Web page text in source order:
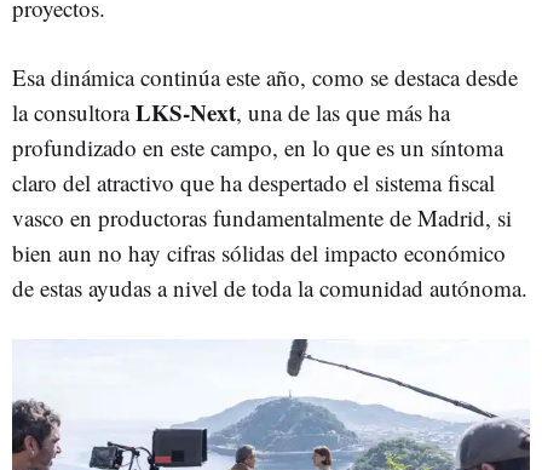
proyectos.
Esa dinámica continúa este año, como se destaca desde
la consultoraLKS-Next, una de las que más ha
profundizado en este campo, en lo que es un síntoma
claro del atractivo que ha despertado el sistema fiscal
vasco en productoras fundamentalmente de Madrid, si
bien aun no hay cifras sólidas del impacto económico
de estas ayudas a nivel de toda la comunidad autónoma.